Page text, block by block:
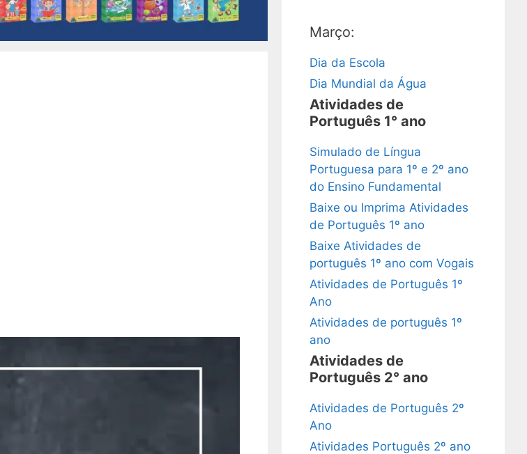
Março:
Dia da Escola
Dia Mundial da Água
Atividades de
Português 1° ano
Simulado de Língua
Portuguesa para 1º e 2º ano
do Ensino Fundamental
Baixe ou Imprima Atividades
de Português 1º ano
Baixe Atividades de
português 1º ano com Vogais
Atividades de Português 1º
Ano
Atividades de português 1º
ano
Atividades de
Português 2° ano
Atividades de Português 2º
Ano
Atividades Português 2º ano